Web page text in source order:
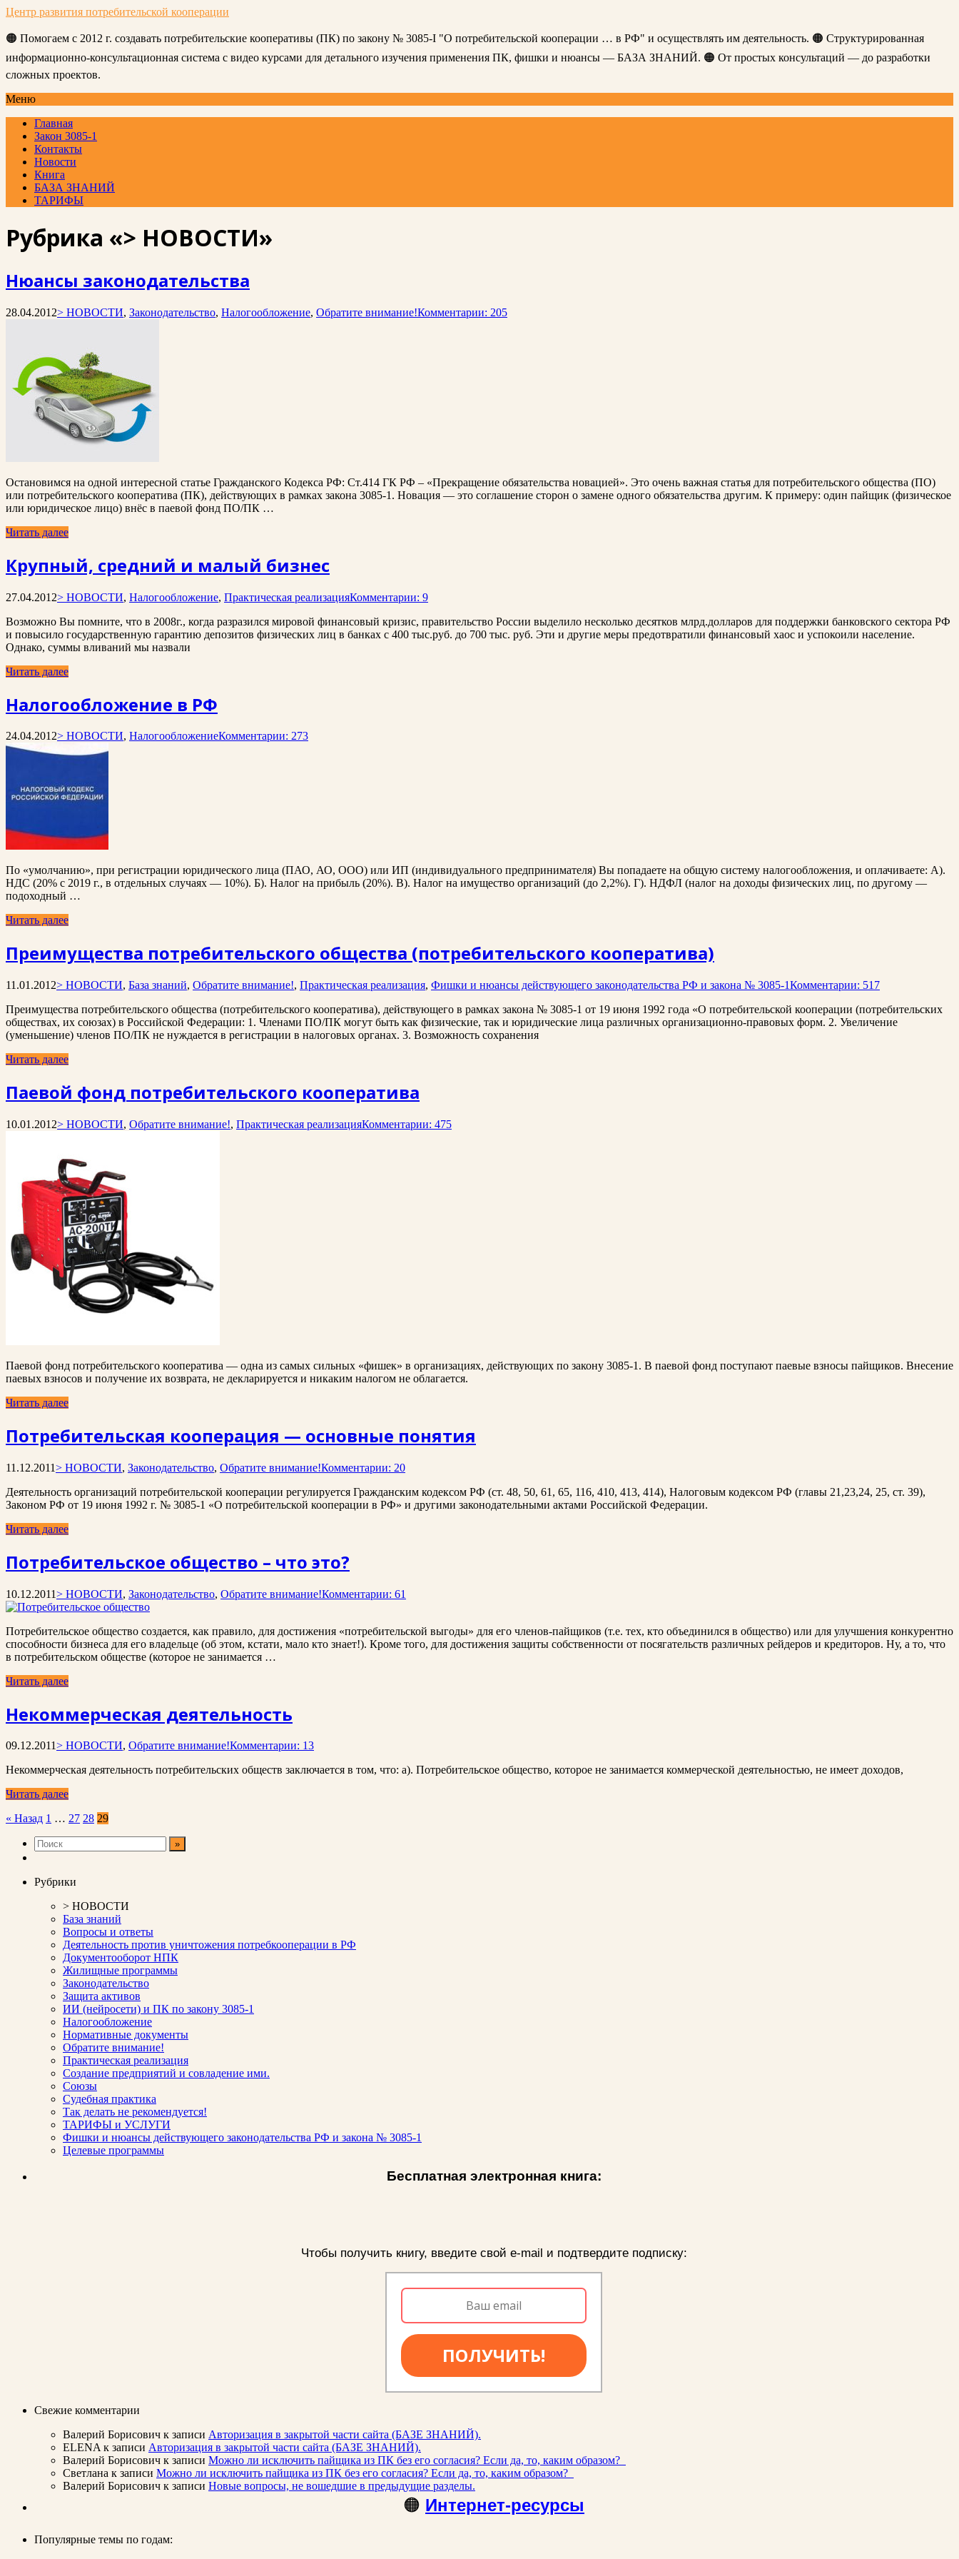
Центр развития потребительской кооперации
🟠 Помогаем с 2012 г. создавать потребительские кооперативы (ПК) по закону № 3085-I "О потребительской кооперации … в РФ" и осуществлять им деятельность. 🟠 Структурированная
информационно-консультационная система с видео курсами для детального изучения применения ПК, фишки и нюансы — БАЗА ЗНАНИЙ. 🟠 От простых консультаций — до разработки
сложных проектов.
Меню
Главная
Закон 3085-1
Контакты
Новости
Книга
БАЗА ЗНАНИЙ
ТАРИФЫ
Рубрика «> НОВОСТИ»
Нюансы законодательства
28.04.2012> НОВОСТИ, Законодательство, Налогообложение, Обратите внимание!Комментарии: 205
Остановимся на одной интересной статье Гражданского Кодекса РФ: Ст.414 ГК РФ – «Прекращение обязательства новацией». Это очень важная статья для потребительского общества (ПО)
или потребительского кооператива (ПК), действующих в рамках закона 3085-1. Новация — это соглашение сторон о замене одного обязательства другим. К примеру: один пайщик (физическое
или юридическое лицо) внёс в паевой фонд ПО/ПК …
Читать далее
Крупный, средний и малый бизнес
27.04.2012> НОВОСТИ, Налогообложение, Практическая реализацияКомментарии: 9
Возможно Вы помните, что в 2008г., когда разразился мировой финансовый кризис, правительство России выделило несколько десятков млрд.долларов для поддержки банковского сектора РФ
и повысило государственную гарантию депозитов физических лиц в банках с 400 тыс.руб. до 700 тыс. руб. Эти и другие меры предотвратили финансовый хаос и успокоили население.
Однако, суммы вливаний мы назвали
Читать далее
Налогообложение в РФ
24.04.2012> НОВОСТИ, НалогообложениеКомментарии: 273
По «умолчанию», при регистрации юридического лица (ПАО, АО, ООО) или ИП (индивидуального предпринимателя) Вы попадаете на общую систему налогообложения, и оплачиваете: А).
НДС (20% с 2019 г., в отдельных случаях — 10%). Б). Налог на прибыль (20%). В). Налог на имущество организаций (до 2,2%). Г). НДФЛ (налог на доходы физических лиц, по другому —
подоходный …
Читать далее
Преимущества потребительского общества (потребительского кооператива)
11.01.2012> НОВОСТИ, База знаний, Обратите внимание!, Практическая реализация, Фишки и нюансы действующего законодательства РФ и закона № 3085-1Комментарии: 517
Преимущества потребительского общества (потребительского кооператива), действующего в рамках закона № 3085-1 от 19 июня 1992 года «О потребительской кооперации (потребительских
обществах, их союзах) в Российской Федерации: 1. Членами ПО/ПК могут быть как физические, так и юридические лица различных организационно-правовых форм. 2. Увеличение
(уменьшение) членов ПО/ПК не нуждается в регистрации в налоговых органах. 3. Возможность сохранения
Читать далее
Паевой фонд потребительского кооператива
10.01.2012> НОВОСТИ, Обратите внимание!, Практическая реализацияКомментарии: 475
Паевой фонд потребительского кооператива — одна из самых сильных «фишек» в организациях, действующих по закону 3085-1. В паевой фонд поступают паевые взносы пайщиков. Внесение
паевых взносов и получение их возврата, не декларируется и никаким налогом не облагается.
Читать далее
Потребительская кооперация — основные понятия
11.12.2011> НОВОСТИ, Законодательство, Обратите внимание!Комментарии: 20
Деятельность организаций потребительской кооперации регулируется Гражданским кодексом РФ (ст. 48, 50, 61, 65, 116, 410, 413, 414), Налоговым кодексом РФ (главы 21,23,24, 25, ст. 39),
Законом РФ от 19 июня 1992 г. № 3085-1 «О потребительской кооперации в РФ» и другими законодательными актами Российской Федерации.
Читать далее
Потребительское общество – что это?
10.12.2011> НОВОСТИ, Законодательство, Обратите внимание!Комментарии: 61
Потребительское общество создается, как правило, для достижения «потребительской выгоды» для его членов-пайщиков (т.е. тех, кто объединился в общество) или для улучшения конкурентно
способности бизнеса для его владельце (об этом, кстати, мало кто знает!). Кроме того, для достижения защиты собственности от посягательств различных рейдеров и кредиторов. Ну, а то, что
в потребительском обществе (которое не занимается …
Читать далее
Некоммерческая деятельность
09.12.2011> НОВОСТИ, Обратите внимание!Комментарии: 13
Некоммерческая деятельность потребительских обществ заключается в том, что: а). Потребительское общество, которое не занимается коммерческой деятельностью, не имеет доходов,
Читать далее
Пагинация
записей
« Назад 1 … 27 28 29
Рубрики
> НОВОСТИ
База знаний
Вопросы и ответы
Деятельность против уничтожения потребкооперации в РФ
Документооборот НПК
Жилищные программы
Законодательство
Защита активов
ИИ (нейросети) и ПК по закону 3085-1
Налогообложение
Нормативные документы
Обратите внимание!
Практическая реализация
Создание предприятий и совладение ими.
Союзы
Судебная практика
Так делать не рекомендуется!
ТАРИФЫ и УСЛУГИ
Фишки и нюансы действующего законодательства РФ и закона № 3085-1
Целевые программы
Бесплатная электронная книга:
Чтобы получить книгу, введите свой e-mail и подтвердите подписку:
ПОЛУЧИТЬ!
Свежие комментарии
Валерий Борисович к записи Авторизация в закрытой части сайта (БАЗЕ ЗНАНИЙ).
ELENAк записи Авторизация в закрытой части сайта (БАЗЕ ЗНАНИЙ).
Валерий Борисович к записи Можно ли исключить пайщика из ПК без его согласия? Если да, то, каким образом?
Светлана к записи Можно ли исключить пайщика из ПК без его согласия? Если да, то, каким образом?
Валерий Борисович к записи Новые вопросы, не вошедшие в предыдущие разделы.
🟠 Интернет-ресурсы
Популярные темы по годам: